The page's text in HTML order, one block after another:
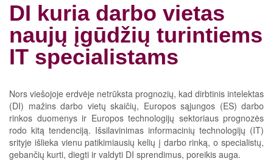
DI kuria darbo vietas
naujų įgūdžių turintiems
IT specialistams
Nors viešojoje erdvėje netrūksta prognozių, kad dirbtinis intelektas
(DI) mažins darbo vietų skaičių, Europos sąjungos (ES) darbo
rinkos duomenys ir Europos technologijų sektoriaus prognozės
rodo kitą tendenciją. Išsilavinimas informacinių technologijų (IT)
srityje išlieka vienu patikimiausių kelių į darbo rinką, o specialistų,
gebančių kurti, diegti ir valdyti DI sprendimus, poreikis auga.